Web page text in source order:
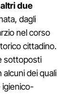
altri due
dagli
nel corso
cittadino.
sottoposti
alcuni dei quali